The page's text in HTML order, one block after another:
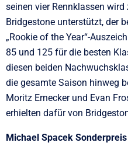
seinen vier Rennklassen
Bridgestone unterstützt, der
„Rookie of the Year“-
85 und 125 für die besten
diesen beiden
die gesamte Saison hinweg
Moritz Ernecker und Evan
erhielten dafür von
Michael Spacek Sonderpreis